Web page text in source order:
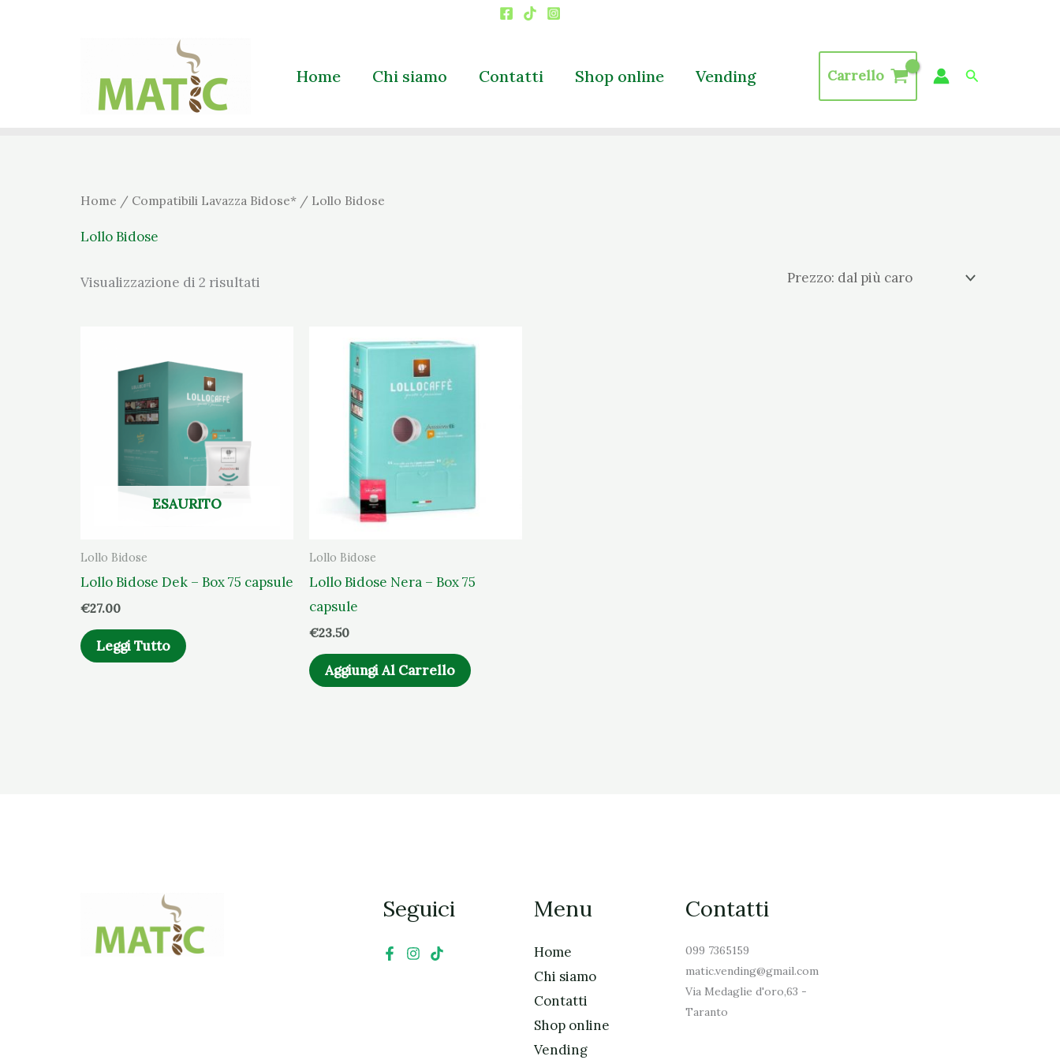
Home Chi siamo Contatti Shop online Vending Carrello Cerca
Home / Compatibili Lavazza Bidose* / Lollo Bidose
Lollo Bidose
Visualizzazione di 2 risultati
ESAURITO
Lollo Bidose
Lollo Bidose Dek – Box 75 capsule
€27.00
Leggi Tutto
Lollo Bidose
Lollo Bidose Nera – Box 75
capsule
€23.50
Aggiungi Al Carrello
Seguici Menu
Home
Chi siamo
Contatti
Shop online
Vending
Contatti
099 7365159
matic.vending@gmail.com
Via Medaglie d'oro,63 -
Taranto